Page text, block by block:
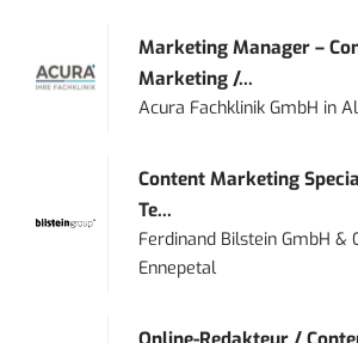
Marketing Manager –
Marketing /...
Acura Fachklinik GmbH in
Content Marketing
Te...
Ferdinand Bilstein GmbH &
Ennepetal